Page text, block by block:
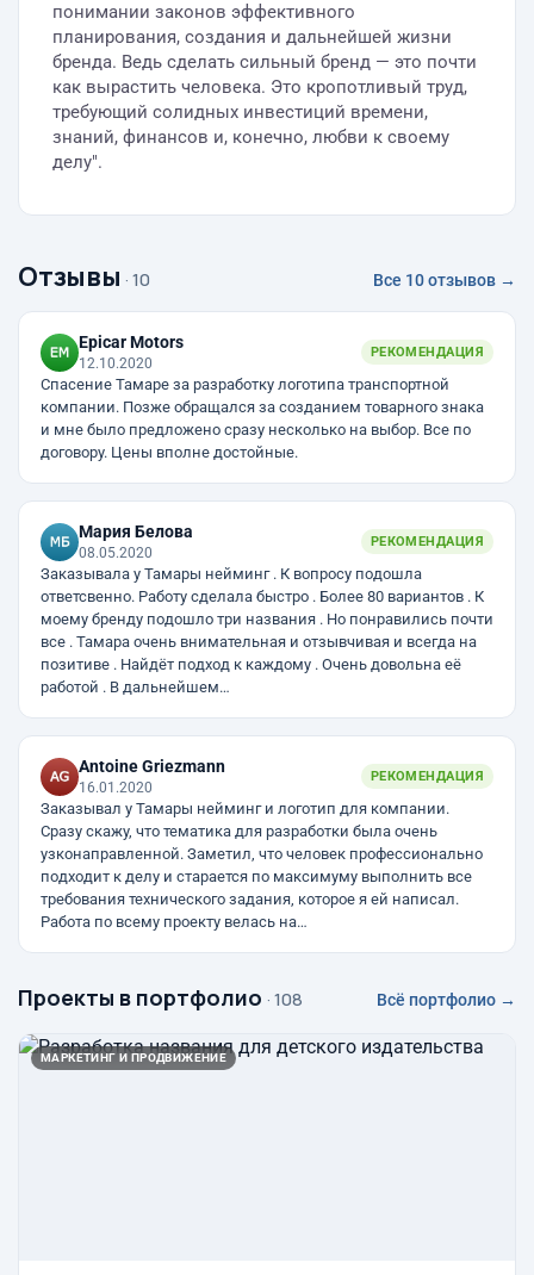
понимании законов эффективного
планирования, создания и дальнейшей жизни
бренда. Ведь сделать сильный бренд — это почти
как вырастить человека. Это кропотливый труд,
требующий солидных инвестиций времени,
знаний, финансов и, конечно, любви к своему
делу".
Отзывы · 10 Все 10 отзывов →
Epicar Motors
12.10.2020
РЕКОМЕНДАЦИЯ
Спасение Тамаре за разработку логотипа транспортной
компании. Позже обращался за созданием товарного знака
и мне было предложено сразу несколько на выбор. Все по
договору. Цены вполне достойные.
Мария Белова
08.05.2020
РЕКОМЕНДАЦИЯ
Заказывала у Тамары нейминг . К вопросу подошла
ответсвенно. Работу сделала быстро . Более 80 вариантов . К
моему бренду подошло три названия . Но понравились почти
все . Тамара очень внимательная и отзывчивая и всегда на
позитиве . Найдёт подход к каждому . Очень довольна её
работой . В дальнейшем…
Antoine Griezmann
16.01.2020
РЕКОМЕНДАЦИЯ
Заказывал у Тамары нейминг и логотип для компании.
Сразу скажу, что тематика для разработки была очень
узконаправленной. Заметил, что человек профессионально
подходит к делу и старается по максимуму выполнить все
требования технического задания, которое я ей написал.
Работа по всему проекту велась на…
Проекты в портфолио · 108 Всё портфолио →
МАРКЕТИНГ И ПРОДВИЖЕНИЕ